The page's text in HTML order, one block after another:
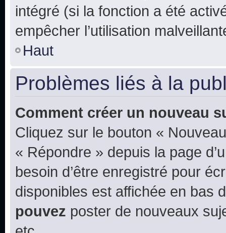
intégré (si la fonction a été
empêcher l’utilisation
Haut
Problèmes liés à la
Comment créer un nouveau
Cliquez sur le bouton «
« Répondre » depuis la page
besoin d’être enregistré pour
disponibles est affichée en bas
pouvez poster de nouveaux